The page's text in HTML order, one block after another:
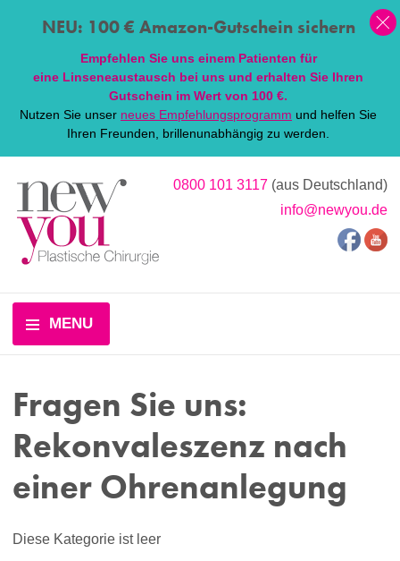
NEU: 100 € Amazon-Gutschein sichern
Empfehlen Sie uns einem Patienten für
eine Linseneaustausch bei uns und erhalten Sie Ihren
Gutschein im Wert von 100 €.
Nutzen Sie unser neues Empfehlungsprogramm und helfen Sie
Ihren Freunden, brillenunabhängig zu werden.
0800 101 3117 (aus Deutschland)
info@newyou.de
MENU
Fragen Sie uns:
Rekonvaleszenz nach
einer Ohrenanlegung
Diese Kategorie ist leer